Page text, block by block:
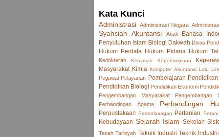
Kata Kunci
Administrasi Administrasi Negara
Syahsiah
Akuntansi Anak Bahasa
Penyuluhan Islam Biologi Dakwah Dinas
Hukum Perdata Hukum Pidana Hukum
Kedokteran
Kematian Kepemimpinan
Masyarakat Kimia Komputer Akuntansi Lalu
Pegawai Pelayanan Pembelajaran
Pendidikan Biologi Pendidikan Ekonomi
Pengembangan Masyarakat Pengembangan
Perbandingan Agama Perbandingan
Perpustakaan Pertambangan Pertanian Petani
Kebudayaan Sejarah Islam Sekolah
Tanah Tarbiyah Teknik Industri Teknik